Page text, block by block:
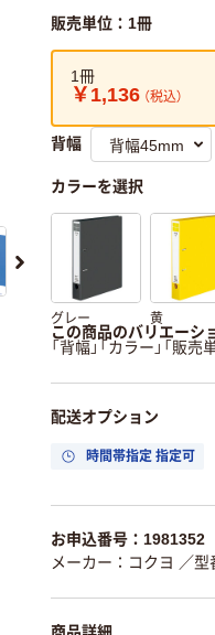
販売単位：1冊
1冊
￥1,136 （税込）
背幅
カラーを選択
グレー 黄
この商品のバリエーシ
「背幅」「カラー」「販
配送オプション
時間帯指定 指定可
お申込番号：1981352
メーカー：コクヨ ／型